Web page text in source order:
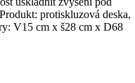
protiskluzová deska,
V15 cm x š28 cm x D68